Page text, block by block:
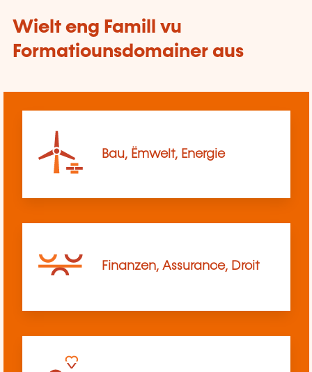
Wielt eng Famill vu
Formatiounsdomainer aus
Bau, Ëmwelt, Energie
Finanzen, Assurance, Droit